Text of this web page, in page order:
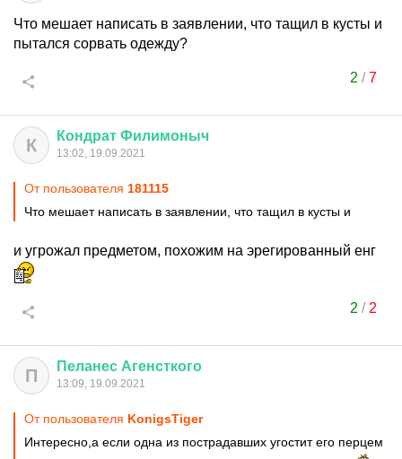
Что мешает написать в заявлении, что тащил в кусты и
пытался сорвать одежду?
2 /7
К Кондрат Филимоныч
13:02, 19.09.2021
От пользователя 181115
Что мешает написать в заявлении, что тащил в кусты и
и угрожал предметом, похожим на эрегированный енг
2 / 2
П Пеланес Агенсткого
13:09, 19.09.2021
От пользователя KonigsTiger
Интересно,а если одна из пострадавших угостит его перцем